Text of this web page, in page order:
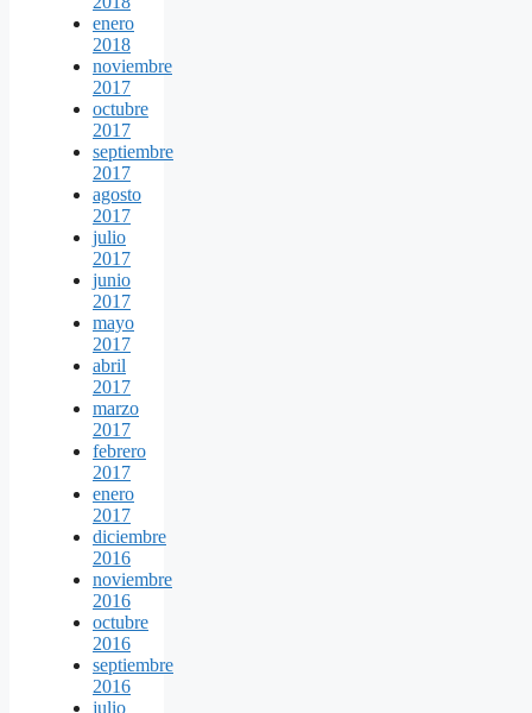
enero
2018
noviembre
2017
octubre
2017
septiembre
2017
agosto
2017
julio
2017
junio
2017
mayo
2017
abril
2017
marzo
2017
febrero
2017
enero
2017
diciembre
2016
noviembre
2016
octubre
2016
septiembre
2016
julio